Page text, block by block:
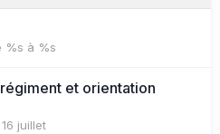
%s à %s
et orientation
16 juillet